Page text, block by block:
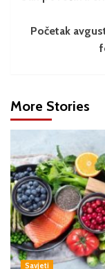
Početak
More Stories
Savjeti